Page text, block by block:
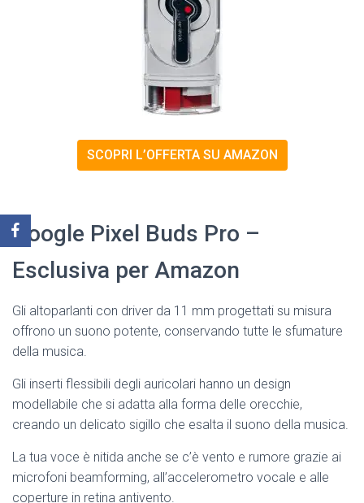
SCOPRI L’OFFERTA SU AMAZON
Google Pixel Buds Pro –
Esclusiva per Amazon
Gli altoparlanti con driver da 11 mm progettati su misura
offrono un suono potente, conservando tutte le sfumature
della musica.
Gli inserti flessibili degli auricolari hanno un design
modellabile che si adatta alla forma delle orecchie,
creando un delicato sigillo che esalta il suono della musica.
La tua voce è nitida anche se c’è vento e rumore grazie ai
microfoni beamforming, all’accelerometro vocale e alle
coperture in retina antivento.